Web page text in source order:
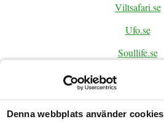
Denna webbplats använder cookies
Viltsafari.se
Ufo.se
Soullife.se
BOKA